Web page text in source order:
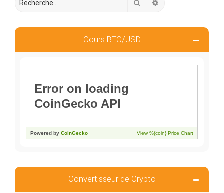
Rechercher
Cours BTC/USD
Convertisseur de Crypto